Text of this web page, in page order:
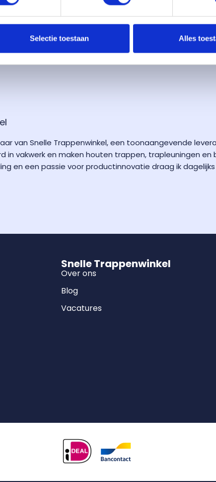
Selectie toestaan Alles
of moderne interieurs.
esthetiek. veiligheid, comfort en de bruikbaarheid
van Snelle Trappenwinkel, een toonaangevende
in vakwerk en maken houten trappen, trapleuningen
en een passie voor productinnovatie draag ik
Snelle Trappenwinkel
Over ons
Blog
Vacatures